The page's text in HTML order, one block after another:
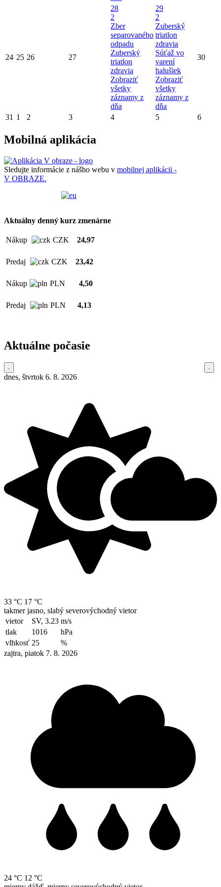
24 25 26 27
28
2
Zber
separovaného
odpadu
Zuberský
triatlon
zdravia
Zobraziť
všetky
záznamy z
dňa
29
2
Zuberský
triatlon
zdravia
Súťaž vo
varení
halušiek
Zobraziť
všetky
záznamy z
dňa
30
31 1 2 3 4 5 6
Mobilná aplikácia
Sledujte informácie z nášho webu v mobilnej aplikácii -
V OBRAZE.
Aktuálny denný kurz zmenárne
Nákup CZK 24,97
Predaj CZK 23,42
Nákup PLN 4,50
Predaj PLN 4,13
Aktuálne počasie
dnes, štvrtok 6. 8. 2026
33 °C 17 °C
takmer jasno, slabý severovýchodný vietor
vietor
SV, 3.23 m/s
tlak
1016
hPa
vlhkosť 25
%
zajtra, piatok 7. 8. 2026
24 °C 12 °C